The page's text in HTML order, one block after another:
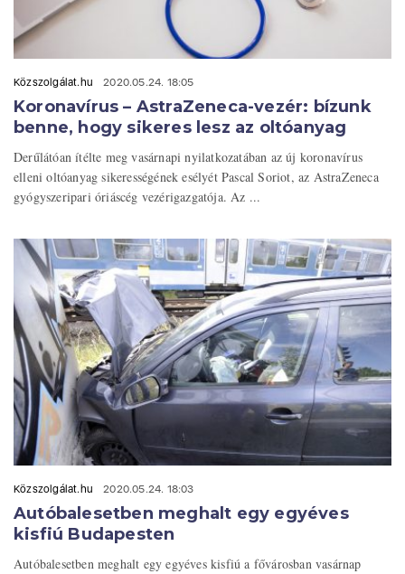
Közszolgálat.hu 2020.05.24. 18:05
Koronavírus – AstraZeneca-vezér: bízunk
benne, hogy sikeres lesz az oltóanyag
Derűlátóan ítélte meg vasárnapi nyilatkozatában az új koronavírus
elleni oltóanyag sikerességének esélyét Pascal Soriot, az AstraZeneca
gyógyszeripari óriáscég vezérigazgatója. Az ...
Közszolgálat.hu 2020.05.24. 18:03
Autóbalesetben meghalt egy egyéves
kisfiú Budapesten
Autóbalesetben meghalt egy egyéves kisfiú a fővárosban vasárnap